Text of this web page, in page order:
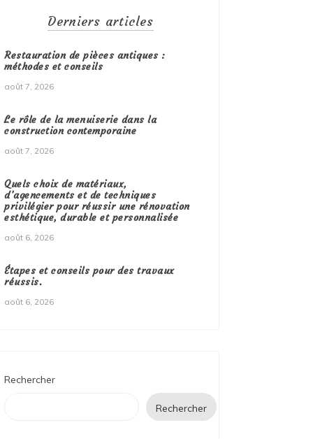
Derniers articles
Restauration de pièces antiques :
méthodes et conseils
août 7, 2026
Le rôle de la menuiserie dans la
construction contemporaine
août 7, 2026
Quels choix de matériaux,
d’agencements et de techniques
privilégier pour réussir une rénovation
esthétique, durable et personnalisée
août 6, 2026
Étapes et conseils pour des travaux
réussis.
août 6, 2026
Rechercher
Rechercher